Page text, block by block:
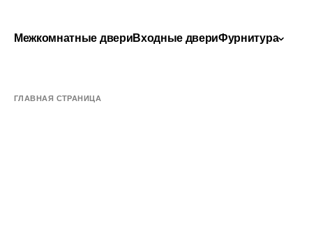
Межкомнатные двериВходные двериФурнитура
ГЛАВНАЯ СТРАНИЦА